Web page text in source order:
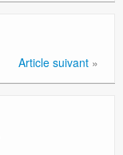
Article suivant »